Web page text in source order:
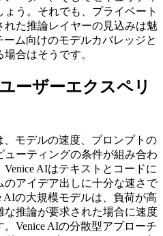
う。それでも、プライベート
た推論レイヤーの見込みは魅
ーム向けのモデルカバレッジと
合はそうです。
ーザーエクスペリ
、モデルの速度、プロンプトの
ーティングの条件が組み合わ
AIはテキストとコードに
アイデア出しに十分な速さで
AIの大規模モデルは、負荷が高
推論が要求された場合に速度
Venice AIの分散型アプローチ